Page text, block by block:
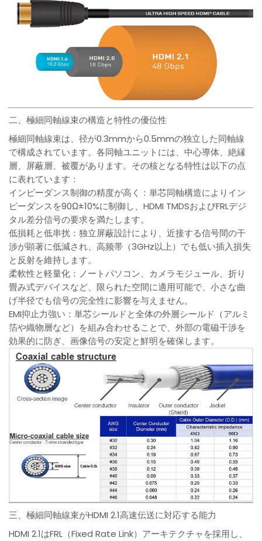
二、極細同軸線束の構造と特性の優位性
極細同軸線束は、径が0.3mmから0.5mmの独立した同軸線
で構成されています。各同軸ユニットには、中心導体、絶縁
層、屏蔽層、被覆があります。その核となる特性は以下の点
に表れています：
インピーダンス制御の精度が高く：単芯同軸構造によりイン
ピーダンスを90Ω±10%に制御し、HDMI TMDSおよびFRLデジ
タル差分信号の要求を満たします。
低損耗と低串扰：独立屏蔽設計により、近接する信号間の干
渉が顕著に低減され、高频帯（3GHz以上）でも低い插入損失
と反射を維持します。
柔軟性と軽量化：ノートパソコン、カメラモジュール、折り
畳み式デバイスなど、限られた空間に適用可能で、小さな曲
げ半径でも信号の完全性に影響を与えません。
EMI抑止力強い：単芯シールドと全体の外層シールド（アルミ
箔や織物層など）を組み合わせることで、外部の電磁干渉を
効果的に防ぎ、画像信号の安定と鮮明を確保します。
三、極細同軸線束がHDMI 2.1高速伝送に対応する能力
HDMI 2.1はFRL（Fixed Rate Link）アーキテクチャを採用し、